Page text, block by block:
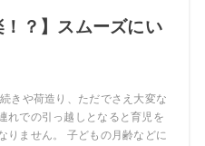
！？】スムーズにい
きや荷造り、ただでさえ大変な
れでの引っ越しとなると育児を
りません。 子どもの月齢などに